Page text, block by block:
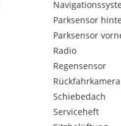
Parksensor
Parksensor
Radio
Regensensor
Rückfahrkamera
Schiebedach
Serviceheft